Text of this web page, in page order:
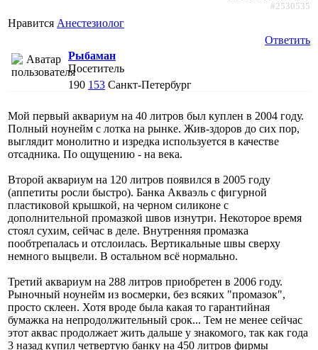
#2530535
Нравится Анестезиолог
Ответить
Рыбаман
Посетитель
190 153 Санкт-Петербург
Мой первый аквариум на 40 литров был куплен в 2004 году.
Полный ноунейм с лотка на рынке. Жив-здоров до сих пор,
выглядит монолитно и изредка используется в качестве
отсадника. По ощущению - на века.
Второй аквариум на 120 литров появился в 2005 году
(аппетиты росли быстро). Банка Акваэль с фигурной
пластиковой крышкой, на черном силиконе с
дополнительной промазкой швов изнутри. Некоторое время
стоял сухим, сейчас в деле. Внутренняя промазка
пообтрепалась и отслоилась. Вертикальные швы сверху
немного выцвели. В остальном всё нормально.
Третий аквариум на 288 литров приобретен в 2006 году.
Рыночный ноунейм из восмерки, без всяких "промазок",
просто склеен. Хотя вроде была какая то гарантийная
бумажка на непродолжительный срок... Тем не менее сейчас
этот аквас продолжает жить дальше у знакомого, так как года
3 назад купил четвертую банку на 450 литров фирмы